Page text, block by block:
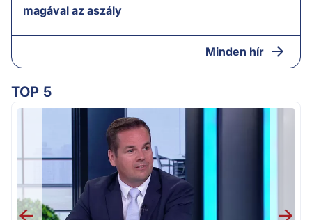
magával az aszály
Minden hír
TOP 5